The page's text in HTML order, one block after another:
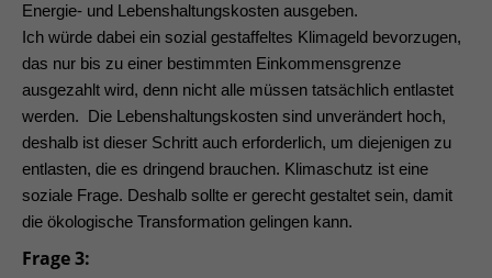
Energie- und Lebenshaltungskosten ausgeben.
Ich würde dabei ein sozial gestaffeltes Klimageld bevorzugen,
das nur bis zu einer bestimmten Einkommensgrenze
ausgezahlt wird, denn nicht alle müssen tatsächlich entlastet
werden. Die Lebenshaltungskosten sind unverändert hoch,
deshalb ist dieser Schritt auch erforderlich, um diejenigen zu
entlasten, die es dringend brauchen. Klimaschutz ist eine
soziale Frage. Deshalb sollte er gerecht gestaltet sein, damit
die ökologische Transformation gelingen kann.
Frage 3: